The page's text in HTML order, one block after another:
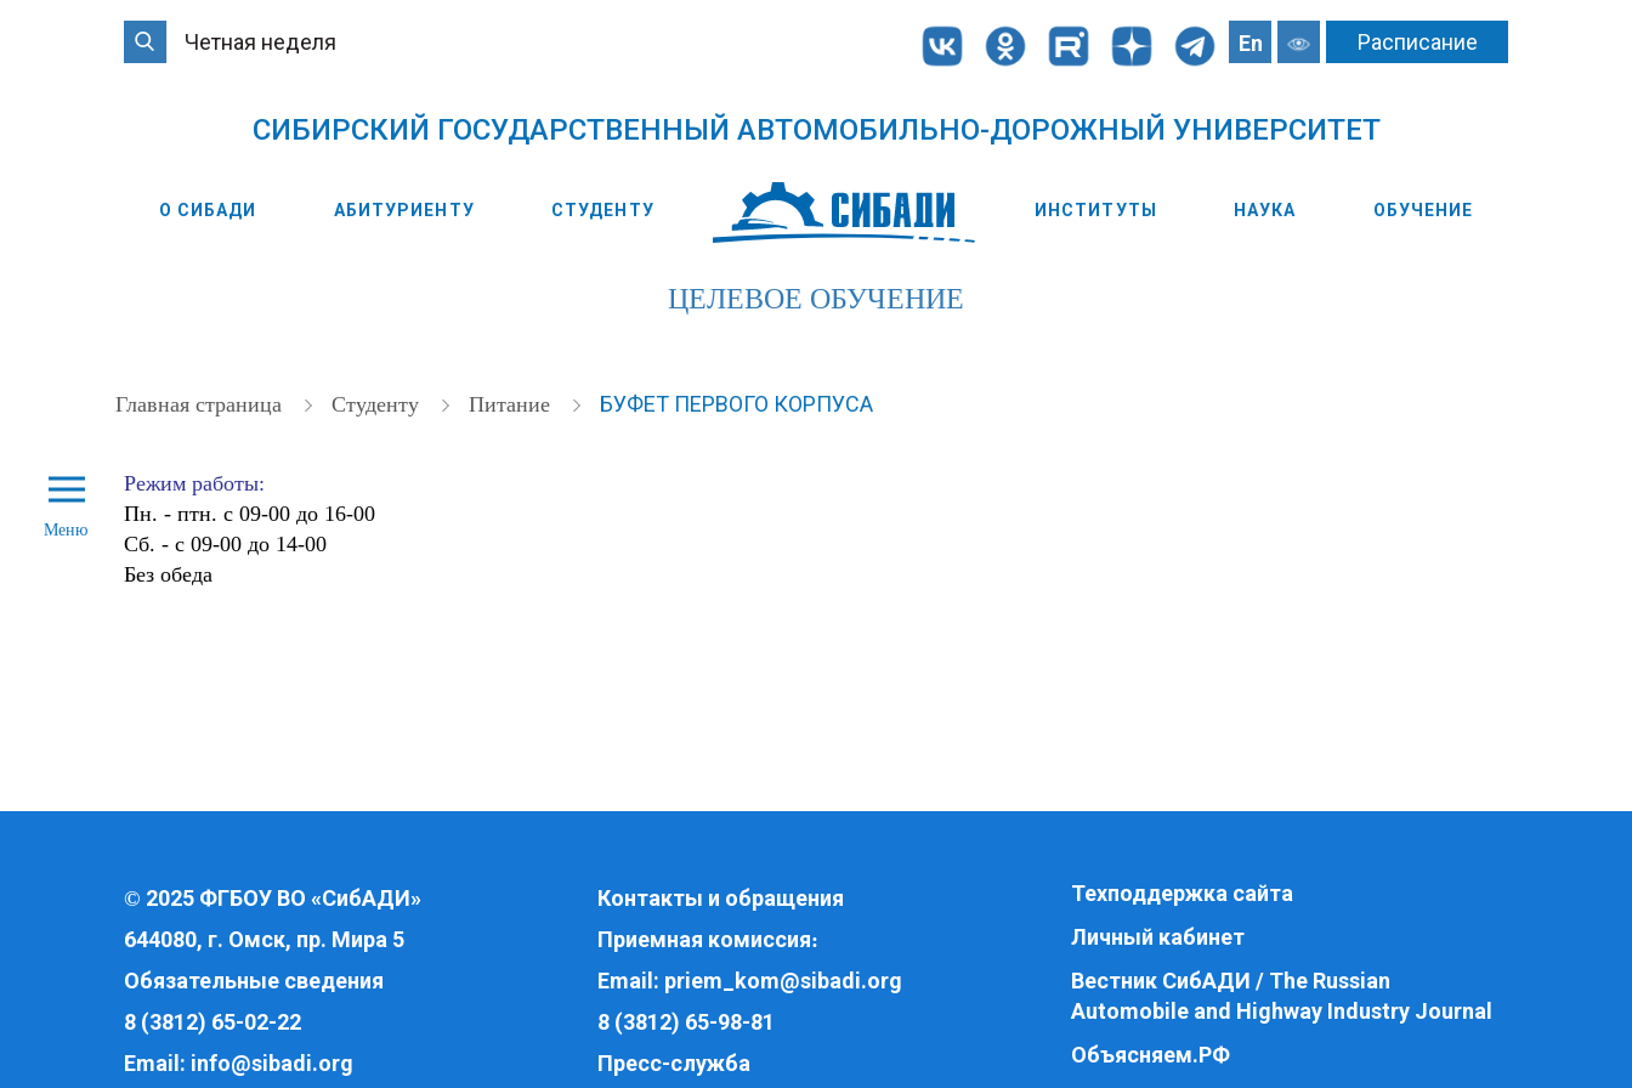
Четная неделя En Расписание
CИБИРСКИЙ ГОСУДАРСТВЕННЫЙ АВТОМОБИЛЬНО-ДОРОЖНЫЙ УНИВЕРСИТЕТ
О СИБАДИ АБИТУРИЕНТУ СТУДЕНТУ ИНСТИТУТЫ НАУКА ОБУЧЕНИЕ
ЦЕЛЕВОЕ ОБУЧЕНИЕ
Главная страница Студенту Питание БУФЕТ ПЕРВОГО КОРПУСА
Меню
Режим работы:
Пн. - птн. с 09-00 до 16-00
Сб. - с 09-00 до 14-00
Без обеда
© 2025 ФГБОУ ВО «СибАДИ»
644080, г. Омск, пр. Мира 5
Обязательные сведения
8 (3812) 65-02-22
Email: info@sibadi.org
Контакты и обращения
Приемная комиссия:
Email: priem_kom@sibadi.org
8 (3812) 65-98-81
Пресс-служба
Техподдержка сайта
Личный кабинет
Вестник СибАДИ / The Russian
Automobile and Highway Industry Journal
Объясняем.РФ